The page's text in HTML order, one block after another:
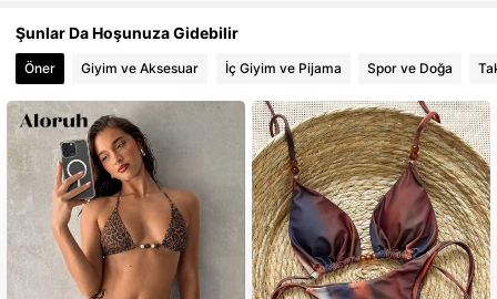
Şunlar Da Hoşunuza Gidebilir
Öner Giyim ve Aksesuar İç Giyim ve Pijama Spor ve Doğa